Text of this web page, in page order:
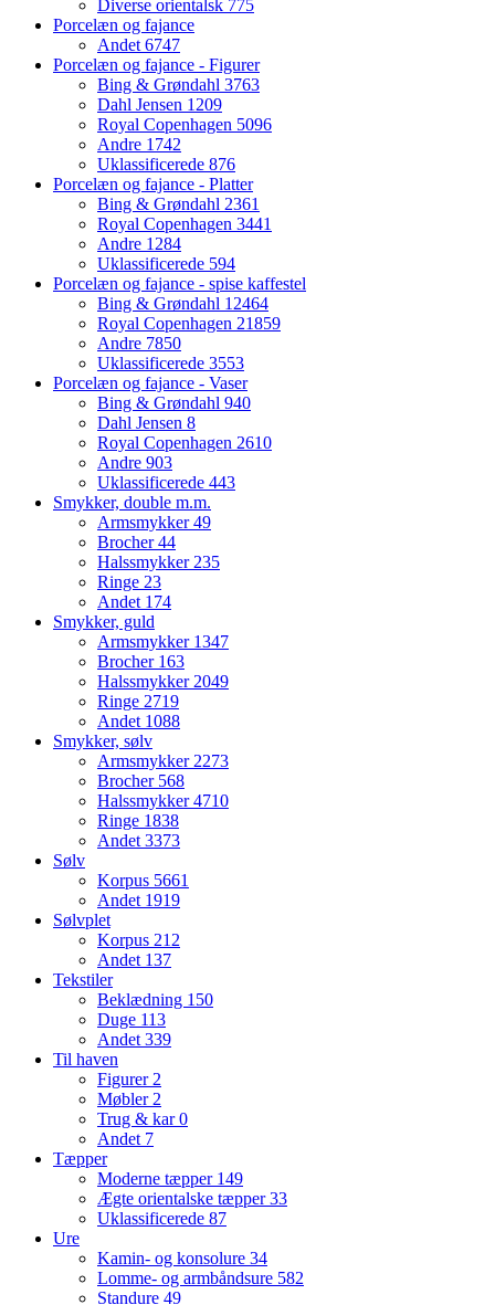
Diverse orientalsk 775
Porcelæn og fajance
Andet6747
Porcelæn og fajance - Figurer
Bing & Grøndahl 3763
Dahl Jensen 1209
Royal Copenhagen 5096
Andre 1742
Uklassificerede 876
Porcelæn og fajance - Platter
Bing & Grøndahl 2361
Royal Copenhagen 3441
Andre 1284
Uklassificerede 594
Porcelæn og fajance - spise kaffestel
Bing & Grøndahl 12464
Royal Copenhagen 21859
Andre 7850
Uklassificerede 3553
Porcelæn og fajance - Vaser
Bing & Grøndahl 940
Dahl Jensen 8
Royal Copenhagen 2610
Andre 903
Uklassificerede 443
Smykker, double m.m.
Armsmykker49
Brocher44
Halssmykker235
Ringe 23
Andet 174
Smykker, guld
Armsmykker 1347
Brocher 163
Halssmykker2049
Ringe 2719
Andet 1088
Smykker, sølv
Armsmykker2273
Brocher 568
Halssmykker4710
Ringe 1838
Andet3373
Sølv
Korpus 5661
Andet 1919
Sølvplet
Korpus 212
Andet 137
Tekstiler
Beklædning 150
Duge 113
Andet339
Til haven
Figurer2
Møbler2
Trug & kar0
Andet 7
Tæpper
Moderne tæpper 149
Ægte orientalske tæpper33
Uklassificerede 87
Ure
Kamin- og konsolure 34
Lomme- og armbåndsure 582
Standure 49